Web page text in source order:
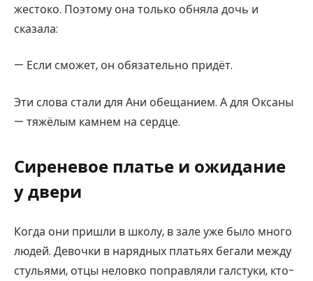
жестоко. Поэтому она только обняла дочь и
сказала:
— Если сможет, он обязательно придёт.
Эти слова стали для Ани обещанием. А для Оксаны
— тяжёлым камнем на сердце.
Сиреневое платье и ожидание
у двери
Когда они пришли в школу, в зале уже было много
людей. Девочки в нарядных платьях бегали между
стульями, отцы неловко поправляли галстуки, кто-